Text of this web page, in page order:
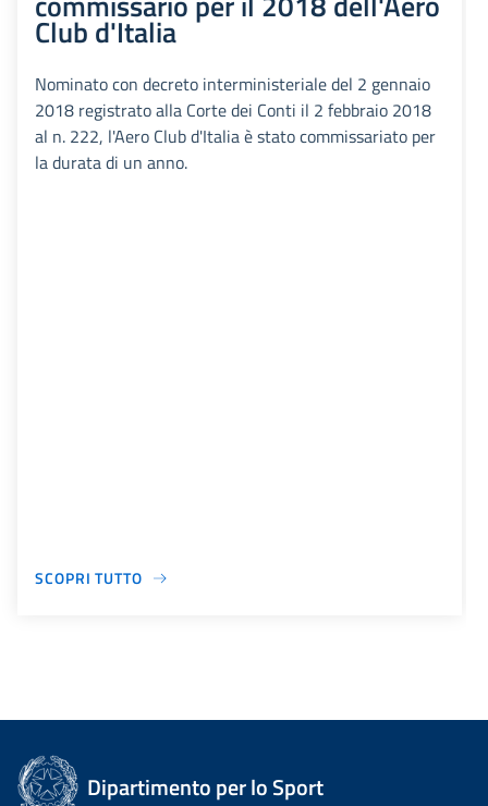
Club d'Italia
Nominato con decreto interministeriale del 2 gennaio
2018 registrato alla Corte dei Conti il 2 febbraio 2018
al n. 222, l'Aero Club d'Italia è stato commissariato per
la durata di un anno.
SCOPRI TUTTO
Dipartimento per lo Sport